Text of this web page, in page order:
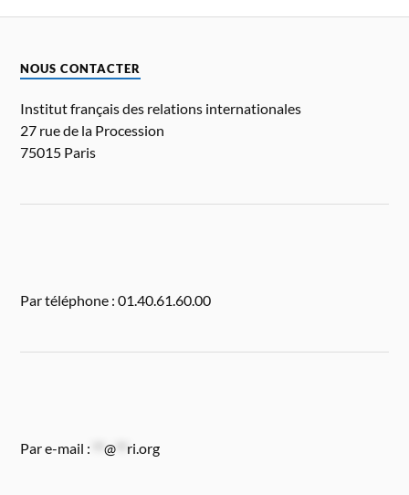
NOUS CONTACTER
Institut français des relations internationales
27 rue de la Procession
75015 Paris
Par téléphone : 01.40.61.60.00
Par e-mail : **@ ri.org